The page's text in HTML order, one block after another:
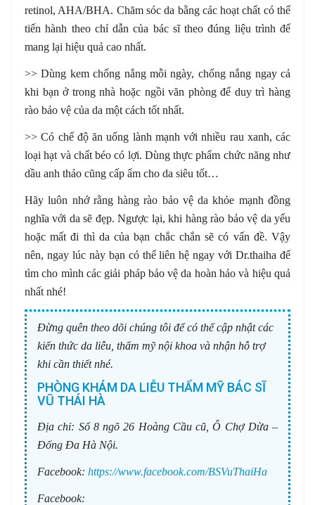
retinol, AHA/BHA. Chăm sóc da bằng các hoạt chất có thể
tiến hành theo chỉ dẫn của bác sĩ theo đúng liệu trình để
mang lại hiệu quả cao nhất.
>> Dùng kem chống nắng mỗi ngày, chống nắng ngay cả
khi bạn ở trong nhà hoặc ngồi văn phòng để duy trì hàng
rào bảo vệ của da một cách tốt nhất.
>> Có chế độ ăn uống lành mạnh với nhiều rau xanh, các
loại hạt và chất béo có lợi. Dùng thực phẩm chức năng như
dầu anh thảo cũng cấp ẩm cho da siêu tốt…
Hãy luôn nhớ rằng hàng rào bảo vệ da khỏe mạnh đồng
nghĩa với da sẽ đẹp. Ngược lại, khi hàng rào bảo vệ da yếu
hoặc mất đi thì da của bạn chắc chắn sẽ có vấn đề. Vậy
nên, ngay lúc này bạn có thể liên hệ ngay với Dr.thaiha để
tìm cho mình các giải pháp bảo vệ da hoàn hảo và hiệu quả
nhất nhé!
Đừng quên theo dõi chúng tôi để có thể cập nhật các
kiến thức da liễu, thẩm mỹ nội khoa và nhận hỗ trợ
khi cần thiết nhé.
PHÒNG KHÁM DA LIỄU THẨM MỸ BÁC SĨ
VŨ THÁI HÀ
Địa chỉ: Số 8 ngõ 26 Hoàng Cầu cũ, Ô Chợ Dừa –
Đống Đa Hà Nội.
Facebook: https://www.facebook.com/BSVuThaiHa
Facebook: